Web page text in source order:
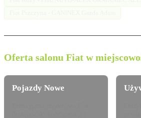
Oferta salonu Fiat w
Pojazdy Nowe